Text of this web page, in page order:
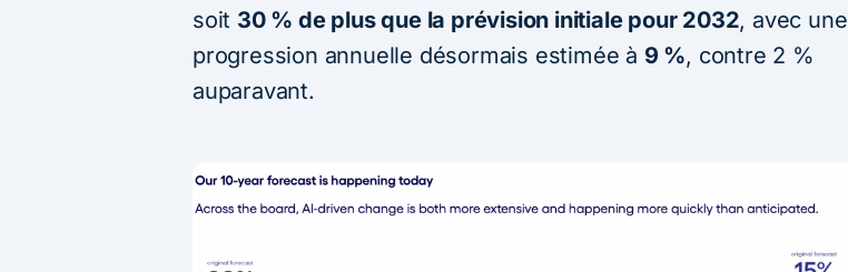
soit 30 % de plus que la prévision initiale pour 2032, avec une
progression annuelle désormais estimée à 9 %, contre 2 %
auparavant.